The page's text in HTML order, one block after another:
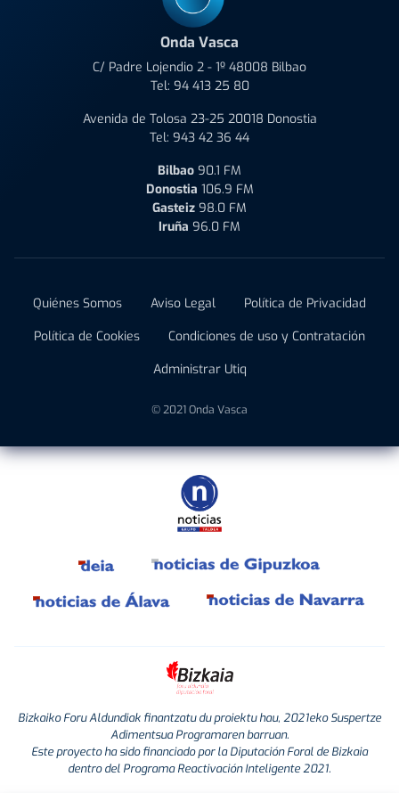
Onda Vasca
C/ Padre Lojendio 2 - 1º 48008 Bilbao
Tel: 94 413 25 80
Avenida de Tolosa 23-25 20018 Donostia
Tel: 943 42 36 44
Bilbao 90.1 FM
Donostia 106.9 FM
Gasteiz 98.0 FM
Iruña 96.0 FM
Quiénes Somos Aviso Legal
Política de Privacidad
Política de Cookies
Condiciones de uso y Contratación
Administrar Utiq
© 2021 Onda Vasca
Bizkaiko Foru Aldundiak finantzatu du proiektu hau, 2021eko Suspertze
Adimentsua Programaren barruan.
Este proyecto ha sido financiado por la Diputación Foral de Bizkaia
dentro del Programa Reactivación Inteligente 2021.